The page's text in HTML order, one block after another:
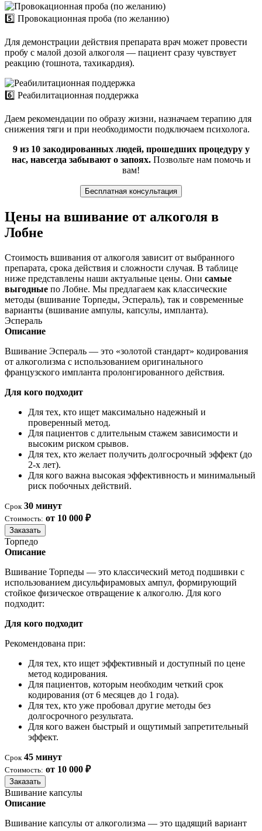
5️⃣ Провокационная проба (по желанию)
Для демонстрации действия препарата врач может провести
пробу с малой дозой алкоголя — пациент сразу чувствует
реакцию (тошнота, тахикардия).
6️⃣ Реабилитационная поддержка
Даем рекомендации по образу жизни, назначаем терапию для
снижения тяги и при необходимости подключаем психолога.
9 из 10 закодированных людей, прошедших процедуру у
нас, навсегда забывают о запоях.Позвольте нам помочь и
вам!
Бесплатная консультация
Цены на вшивание от алкоголя в
Лобне
Стоимость вшивания от алкоголя зависит от выбранного
препарата, срока действия и сложности случая. В таблице
ниже представлены наши актуальные цены. Они самые
выгодные по Лобне. Мы предлагаем как классические
методы (вшивание Торпеды, Эспераль), так и современные
варианты (вшивание ампулы, капсулы, импланта).
Эспераль
Описание
Вшивание Эспераль — это «золотой стандарт» кодирования
от алкоголизма с использованием оригинального
французского импланта пролонгированного действия.
Для кого подходит
Для тех, кто ищет максимально надежный и
проверенный метод.
Для пациентов с длительным стажем зависимости и
высоким риском срывов.
Для тех, кто желает получить долгосрочный эффект (до
2-х лет).
Для кого важна высокая эффективность и минимальный
риск побочных действий.
Срок 30 минут
Стоимость: от 10 000 ₽
Заказать
Торпедо
Описание
Вшивание Торпеды — это классический метод подшивки с
использованием дисульфирамовых ампул, формирующий
стойкое физическое отвращение к алкоголю. Для кого
подходит:
Для кого подходит
Рекомендована при:
Для тех, кто ищет эффективный и доступный по цене
метод кодирования.
Для пациентов, которым необходим четкий срок
кодирования (от 6 месяцев до 1 года).
Для тех, кто уже пробовал другие методы без
долгосрочного результата.
Для кого важен быстрый и ощутимый запретительный
эффект.
Срок 45 минут
Стоимость: от 10 000 ₽
Заказать
Вшивание капсулы
Описание
Вшивание капсулы от алкоголизма — это щадящий вариант